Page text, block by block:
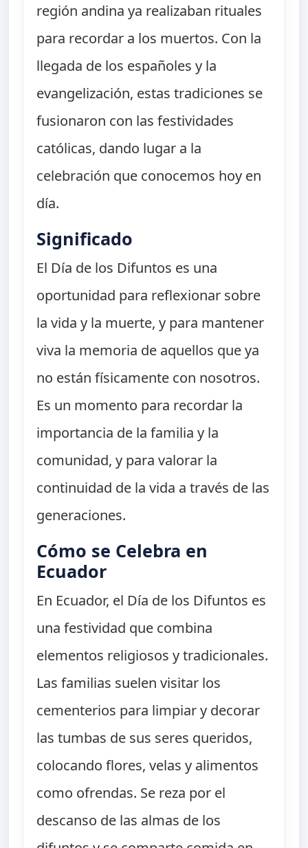
región andina ya realizaban rituales
para recordar a los muertos. Con la
llegada de los españoles y la
evangelización, estas tradiciones se
fusionaron con las festividades
católicas, dando lugar a la
celebración que conocemos hoy en
día.
Significado
El Día de los Difuntos es una
oportunidad para reflexionar sobre
la vida y la muerte, y para mantener
viva la memoria de aquellos que ya
no están físicamente con nosotros.
Es un momento para recordar la
importancia de la familia y la
comunidad, y para valorar la
continuidad de la vida a través de las
generaciones.
Cómo se Celebra en
Ecuador
En Ecuador, el Día de los Difuntos es
una festividad que combina
elementos religiosos y tradicionales.
Las familias suelen visitar los
cementerios para limpiar y decorar
las tumbas de sus seres queridos,
colocando flores, velas y alimentos
como ofrendas. Se reza por el
descanso de las almas de los